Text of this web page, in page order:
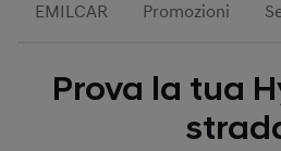
EMILCAR Promozioni
Prova la tua